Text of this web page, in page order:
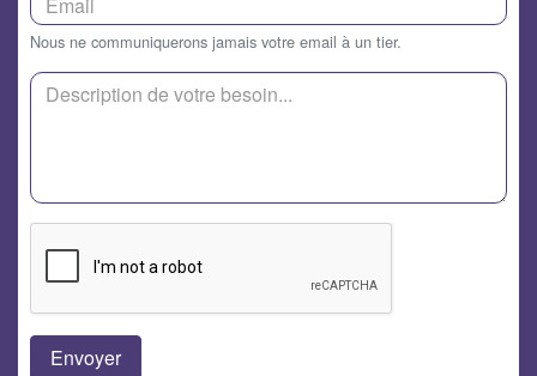
Nous ne communiquerons jamais votre email à un tier.